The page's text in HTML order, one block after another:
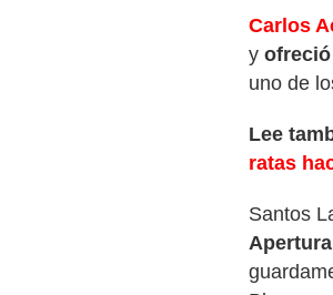
Carlos
y
uno de
Lee
ratas
Santos